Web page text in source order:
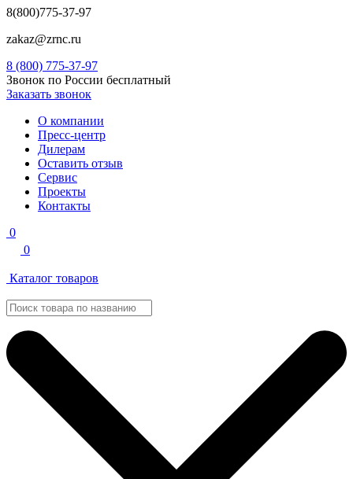
8(800)775-37-97
zakaz@zrnc.ru
8 (800) 775-37-97
Звонок по России бесплатный
Заказать звонок
О компании
Пресс-центр
Дилерам
Оставить отзыв
Сервис
Проекты
Контакты
0
0
Каталог товаров